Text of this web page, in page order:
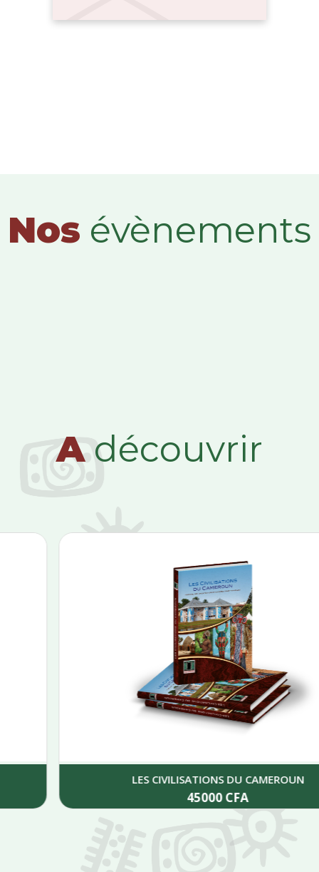
Nos évènements
Adécouvrir
LES CIVILISATIONS DU CAMEROUN
CFA